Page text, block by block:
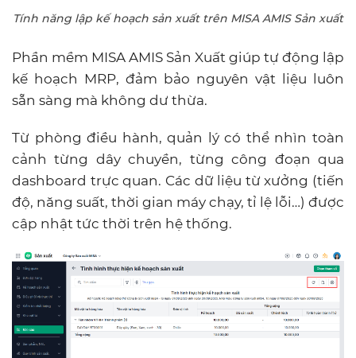
Tính năng lập kế hoạch sản xuất trên MISA AMIS Sản xuất
Phần mềm MISA AMIS Sản Xuất giúp tự động lập
kế hoạch MRP, đảm bảo nguyên vật liệu luôn
sẵn sàng mà không dư thừa.
Từ phòng điều hành, quản lý có thể nhìn toàn
cảnh từng dây chuyền, từng công đoạn qua
dashboard trực quan. Các dữ liệu từ xưởng (tiến
độ, năng suất, thời gian máy chạy, tỉ lệ lỗi…) được
cập nhật tức thời trên hệ thống.